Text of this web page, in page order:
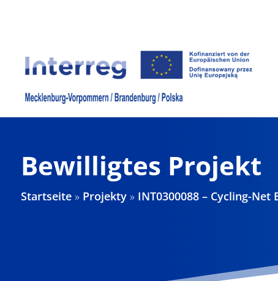
Bewilligtes Projekt
Startseite » Projekty » INT0300088 – Cycling-Net